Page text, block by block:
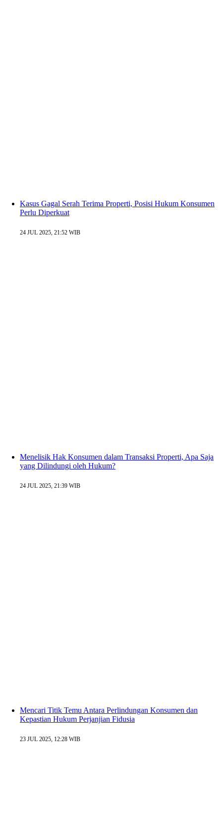
Kasus Gagal Serah Terima Properti, Posisi Hukum Konsumen
Perlu Diperkuat
24 JUL 2025, 21:52 WIB
Menelisik Hak Konsumen dalam Transaksi Properti, Apa Saja
yang Dilindungi oleh Hukum?
24 JUL 2025, 21:39 WIB
Mencari Titik Temu Antara Perlindungan Konsumen dan
Kepastian Hukum Perjanjian Fidusia
23 JUL 2025, 12:28 WIB